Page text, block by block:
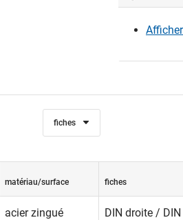
fiches
matériau/surface fiches
acier zingué DIN droite /